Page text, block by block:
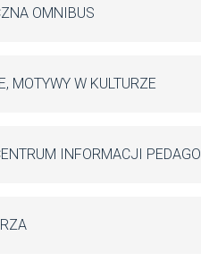
OMNIBUS
MOTYWY W KULTURZE
INFORMACJI